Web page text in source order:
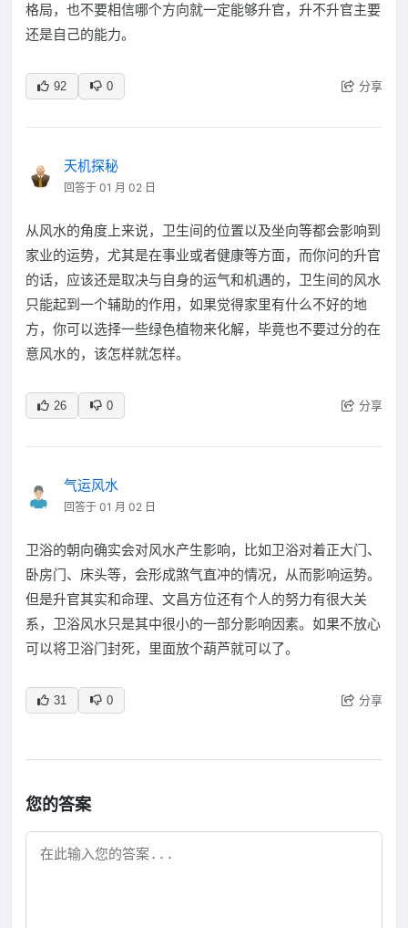
格局，也不要相信哪个方向就一定能够升官，升不升官主要
还是自己的能力。
92 0 分享
天机探秘
回答于 01 月 02 日
从风水的角度上来说，卫生间的位置以及坐向等都会影响到
家业的运势，尤其是在事业或者健康等方面，而你问的升官
的话，应该还是取决与自身的运气和机遇的，卫生间的风水
只能起到一个辅助的作用，如果觉得家里有什么不好的地
方，你可以选择一些绿色植物来化解，毕竟也不要过分的在
意风水的，该怎样就怎样。
26 0 分享
气运风水
回答于 01 月 02 日
卫浴的朝向确实会对风水产生影响，比如卫浴对着正大门、
卧房门、床头等，会形成煞气直冲的情况，从而影响运势。
但是升官其实和命理、文昌方位还有个人的努力有很大关
系，卫浴风水只是其中很小的一部分影响因素。如果不放心
可以将卫浴门封死，里面放个葫芦就可以了。
31 0 分享
您的答案